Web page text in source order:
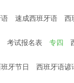
速成西班牙语
西
考试报名表 专四
牙节日
西班牙语谚